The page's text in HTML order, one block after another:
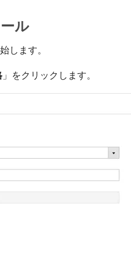
ル
します。
」をクリックします。